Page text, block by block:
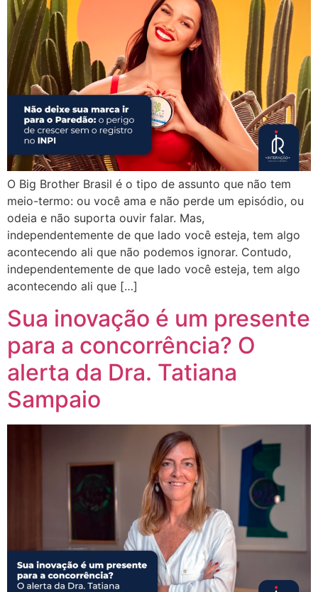
O Big Brother Brasil é o tipo de assunto que não tem
meio-termo: ou você ama e não perde um episódio, ou
odeia e não suporta ouvir falar. Mas,
independentemente de que lado você esteja, tem algo
acontecendo ali que não podemos ignorar. Contudo,
independentemente de que lado você esteja, tem algo
acontecendo ali que […]
Sua inovação é um presente
para a concorrência? O
alerta da Dra. Tatiana
Sampaio